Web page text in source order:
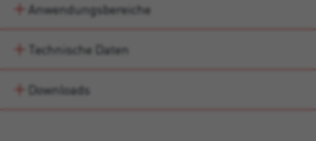
Anwendungsbereiche
Technische Daten
Downloads